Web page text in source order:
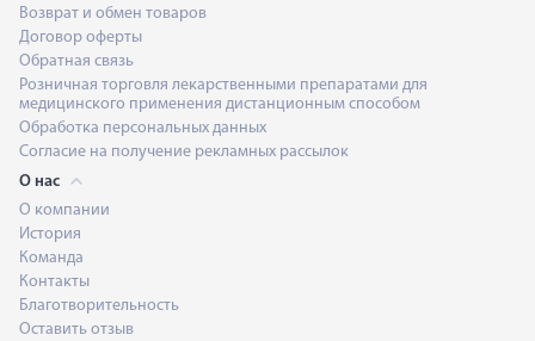
Возврат и обмен товаров
Договор оферты
Обратная связь
Розничная торговля лекарственными препаратами для
медицинского применения дистанционным способом
Обработка персональных данных
Согласие на получение рекламных рассылок
О нас
О компании
История
Команда
Контакты
Благотворительность
Оставить отзыв